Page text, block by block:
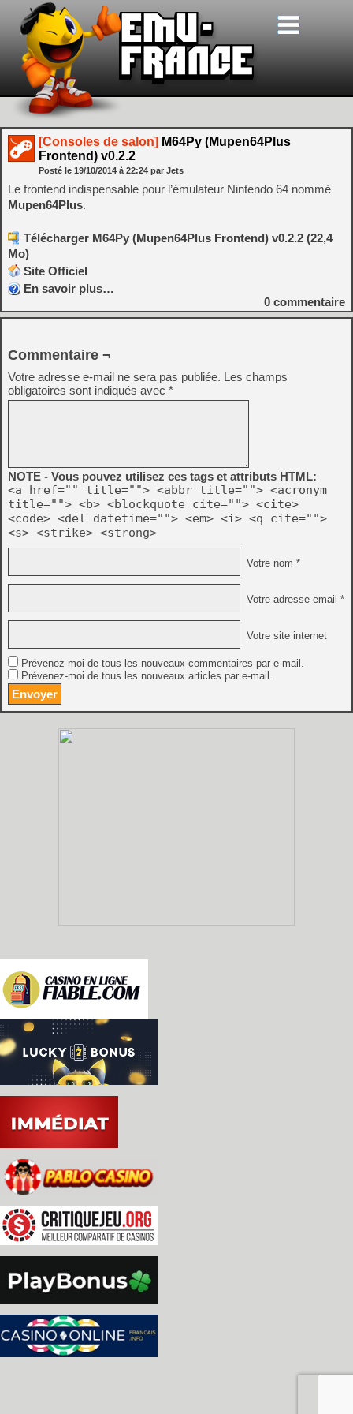
[Consoles de salon] M64Py (Mupen64Plus
Frontend) v0.2.2
Posté le 19/10/2014 à 22:24 par Jets
Le frontend indispensable pour l’émulateur Nintendo 64 nommé
Mupen64Plus.
Télécharger M64Py (Mupen64Plus Frontend) v0.2.2 (22,4
Mo)
Site Officiel
En savoir plus…
0 commentaire
Commentaire ¬
Votre adresse e-mail ne sera pas publiée. Les champs
obligatoires sont indiqués avec *
NOTE - Vous pouvez utilisez ces tags et attributs HTML:
<a href="" title=""> <abbr title=""> <acronym
title=""> <b> <blockquote cite=""> <cite>
<code> <del datetime=""> <em> <i> <q cite="">
<s> <strike> <strong>
Votre nom *
Votre adresse email *
Votre site internet
Prévenez-moi de tous les nouveaux commentaires par e-mail.
Prévenez-moi de tous les nouveaux articles par e-mail.